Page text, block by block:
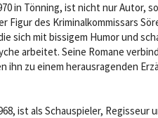
in Tönning, ist nicht nur Autor,
Figur des Kriminalkommissars
sich mit bissigem Humor und
arbeitet. Seine Romane
ihn zu einem herausragenden
ist als Schauspieler, Regisseur